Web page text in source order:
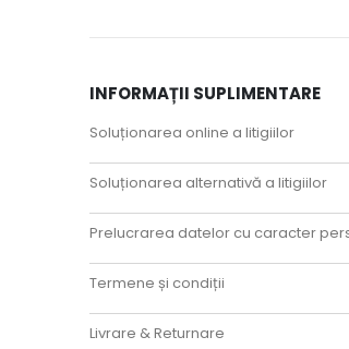
INFORMAȚII SUPLIMENTARE
Soluționarea online a litigiilor
Soluționarea alternativă a litigiilor
Prelucrarea datelor cu caracter
Termene și condiții
Livrare & Returnare